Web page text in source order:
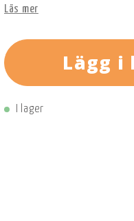
Läs mer
Lägg i
I lager